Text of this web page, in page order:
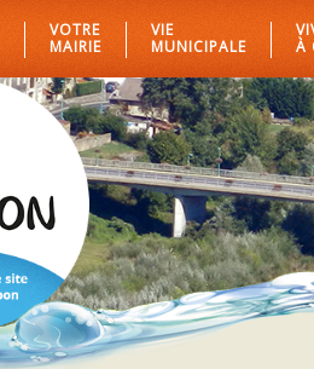
VOTRE
MAIRIE
VIE
MUNICIPALE
À